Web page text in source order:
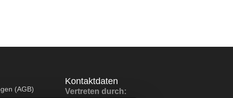
(AGB)
Kontaktdaten
Vertreten durch: